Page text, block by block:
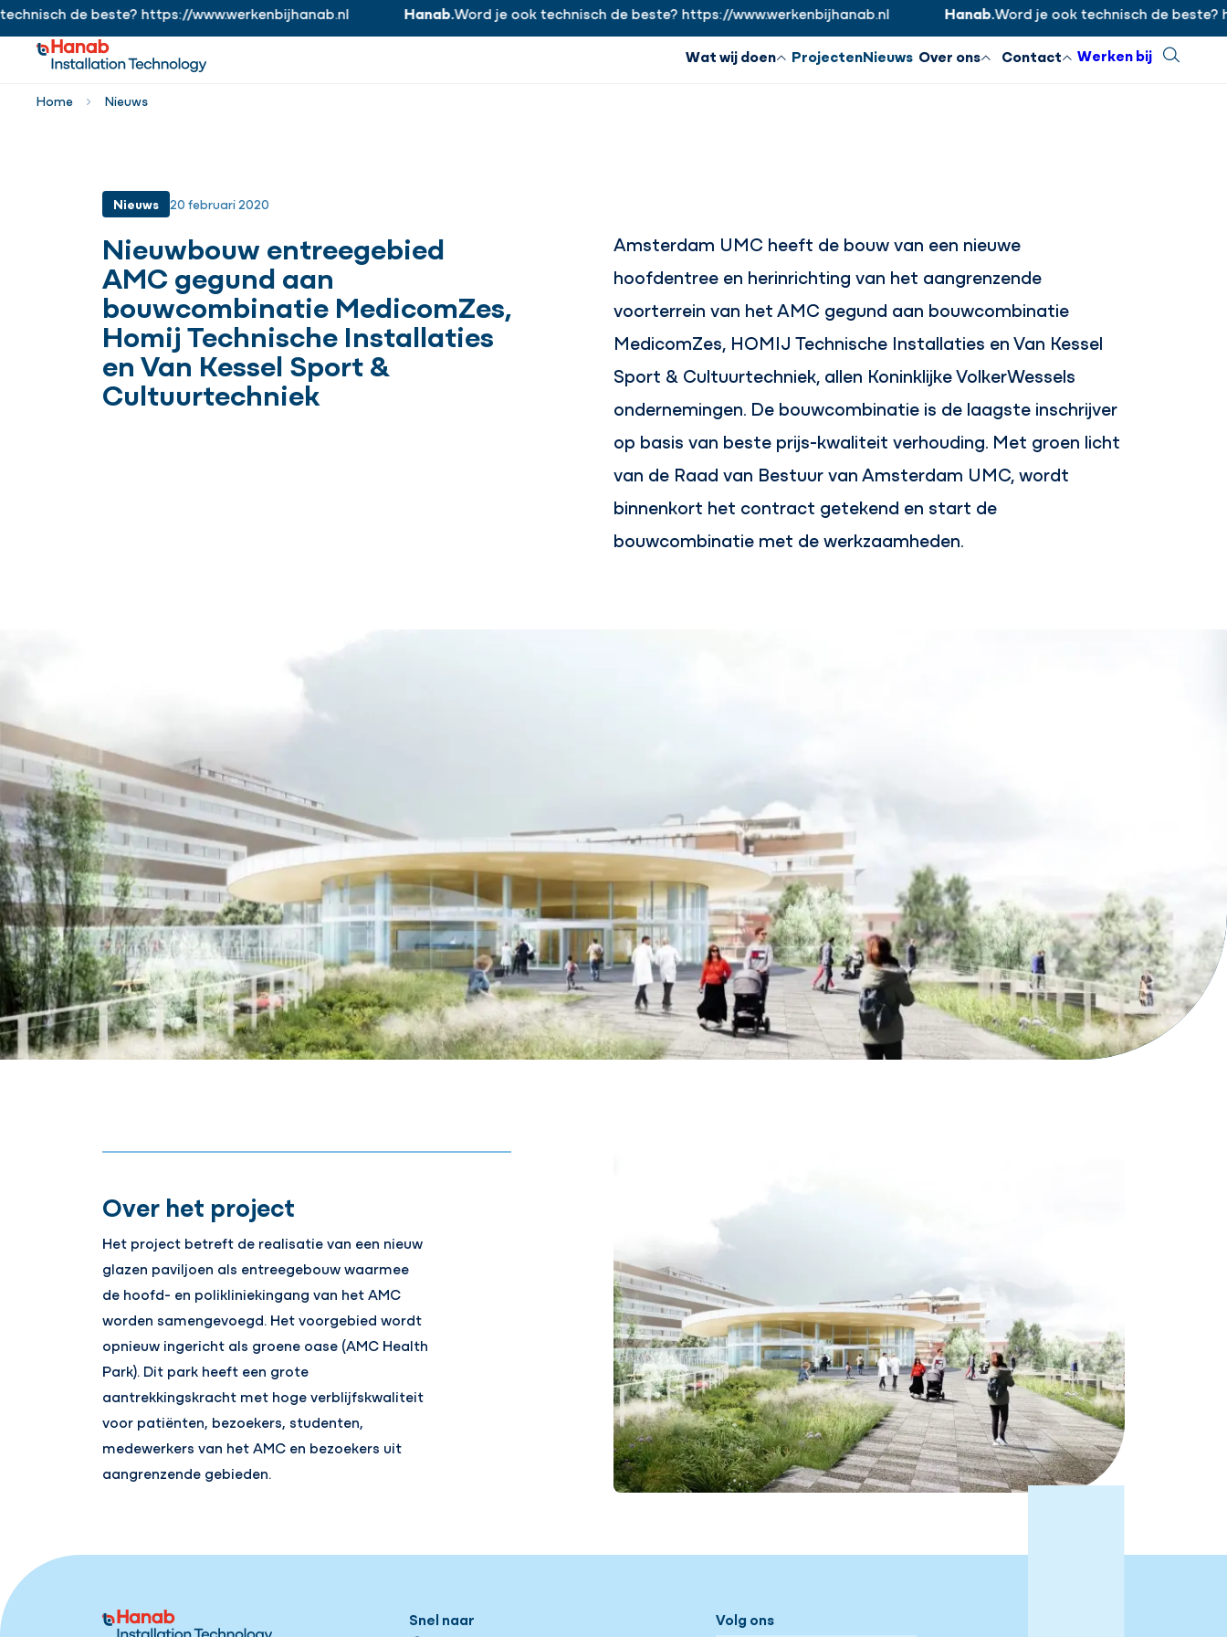
https://www.werkenbijhanab.nl
de beste? https://www.werkenbijhanab.nl Hanab.Word je ook technisch de beste? https://www.werkenbijhanab.nl Hanab.Word je ook technisch de beste?
Inloggen
Wat wij doen ProjectenNieuws Over ons Contact Werken bij Zoeken
Home Nieuws
Nieuws 20 februari 2020
Nieuwbouw entreegebied
AMC gegund aan
bouwcombinatie MedicomZes,
Homij Technische Installaties
en Van Kessel Sport &
Cultuurtechniek
Amsterdam UMC heeft de bouw van een nieuwe
hoofdentree en herinrichting van het aangrenzende
voorterrein van het AMC gegund aan bouwcombinatie
MedicomZes, HOMIJ Technische Installaties en Van Kessel
Sport & Cultuurtechniek, allen Koninklijke VolkerWessels
ondernemingen. De bouwcombinatie is de laagste inschrijver
op basis van beste prijs-kwaliteit verhouding. Met groen licht
van de Raad van Bestuur van Amsterdam UMC, wordt
binnenkort het contract getekend en start de
bouwcombinatie met de werkzaamheden.
Over het project
Het project betreft de realisatie van een nieuw
glazen paviljoen als entreegebouw waarmee
de hoofd- en polikliniekingang van het AMC
worden samengevoegd. Het voorgebied wordt
opnieuw ingericht als groene oase (AMC Health
Park). Dit park heeft een grote
aantrekkingskracht met hoge verblijfskwaliteit
voor patiënten, bezoekers, studenten,
medewerkers van het AMC en bezoekers uit
aangrenzende gebieden.
Snel naar
Volg ons